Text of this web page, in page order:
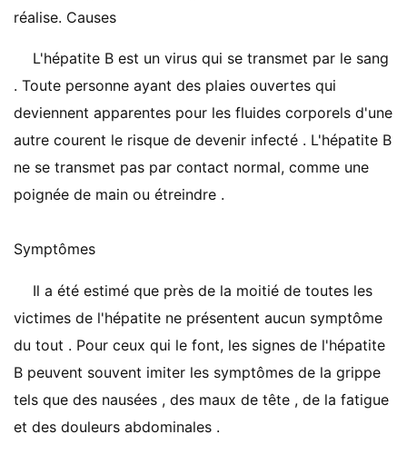
réalise. Causes
L'hépatite B est un virus qui se transmet par le sang
. Toute personne ayant des plaies ouvertes qui
deviennent apparentes pour les fluides corporels d'une
autre courent le risque de devenir infecté . L'hépatite B
ne se transmet pas par contact normal, comme une
poignée de main ou étreindre .
Symptômes
Il a été estimé que près de la moitié de toutes les
victimes de l'hépatite ne présentent aucun symptôme
du tout . Pour ceux qui le font, les signes de l'hépatite
B peuvent souvent imiter les symptômes de la grippe
tels que des nausées , des maux de tête , de la fatigue
et des douleurs abdominales .